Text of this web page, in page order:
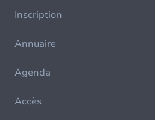
Inscription
Annuaire
Agenda
Accès